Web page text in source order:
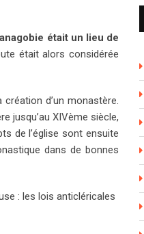
était un lieu de
était alors considérée
d’un monastère.
jusqu’au XIVème siècle,
de l’église sont ensuite
dans de bonnes
: les lois anticléricales